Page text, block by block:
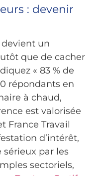
: devenir
devient un
que de cacher
« 83 % de
répondants en
à chaud,
est valorisée
France Travail
d’intérêt,
par les
sectoriels,